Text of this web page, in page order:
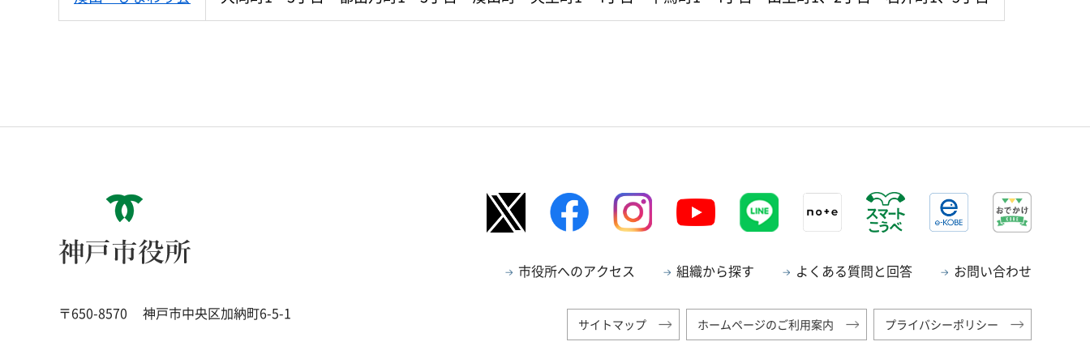
神戸市役所
〒650-8570 神戸市中央区加納町6-5-1
市役所へのアクセス 組織から探す よくある質問と回答 お問い合わせ
サイトマップ ホームページのご利用案内 プライバシーポリシー